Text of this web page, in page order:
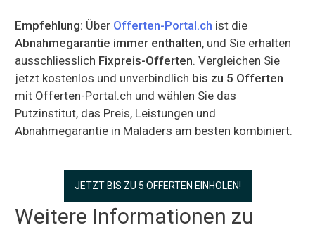
Empfehlung: Über Offerten-Portal.ch ist die
Abnahmegarantie immer enthalten, und Sie erhalten
ausschliesslich Fixpreis-Offerten. Vergleichen Sie
jetzt kostenlos und unverbindlich bis zu 5 Offerten
mit Offerten-Portal.ch und wählen Sie das
Putzinstitut, das Preis, Leistungen und
Abnahmegarantie in Maladers am besten kombiniert.
JETZT BIS ZU 5 OFFERTEN EINHOLEN!
Weitere Informationen zu